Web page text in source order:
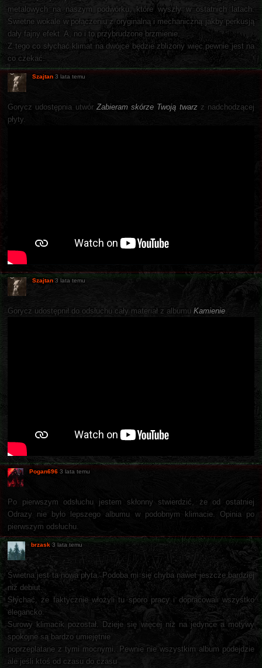
metalowych na naszym podwórku, które wyszły w ostatnich latach.
Świetne wokale w połączeniu z oryginalną i mechaniczną jakby perkusją
dały fajny efekt. A, no i to przybrudzone brzmienie.
Z tego co słychać klimat na dwójce będzie zbliżony więc pewnie jest na
co czekać.
Szajtan 3 lata temu
Gorycz udostępnia utwórZabieram skórze Twoją twarzz nadchodzącej
płyty.
Szajtan 3 lata temu
Gorycz udostępnił do odsłuchu cały materiał z albumu Kamienie
Pogan696 3 lata temu
Po pierwszym odsłuchu jestem skłonny stwierdzić, że od ostatniej
Odrazy nie było lepszego albumu w podobnym klimacie. Opinia po
pierwszym odsłuchu.
brzask 3 lata temu
Świetna jest ta nowa płyta. Podoba mi się chyba nawet jeszcze bardziej
niż debiut.
Słychać, że faktycznie włożyli tu sporo pracy i dopracowali wszystko
elegancko.
Surowy klimacik pozostał. Dzieje się więcej niż na jedynce a motywy
spokojne są bardzo umiejętnie
poprzeplatane z tymi mocnymi. Pewnie nie wszystkim album podejdzie
ale jeśli ktoś od czasu do czasu